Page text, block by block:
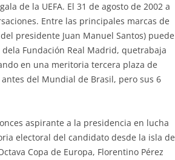
de la UEFA. El 31 de agosto de 2002 a
Entre las principales marcas de
presidente Juan Manuel Santos) puede
Fundación Real Madrid, quetrabaja
en una meritoria tercera plaza de
del Mundial de Brasil, pero sus 6
aspirante a la presidencia en lucha
electoral del candidato desde la isla de
Copa de Europa, Florentino Pérez